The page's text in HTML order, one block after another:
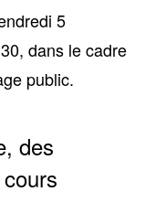
5
dans le cadre
public.
des